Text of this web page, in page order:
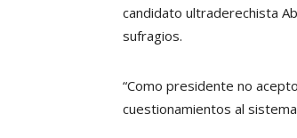
candidato ultraderechista
sufragios.
“Como presidente no
cuestionamientos al